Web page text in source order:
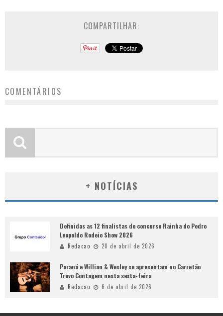
COMPARTILHAR:
COMENTÁRIOS
+ NOTÍCIAS
Definidas as 12 finalistas do concurso Rainha do Pedro
Leopoldo Rodeio Show 2026
Redacao 20 de abril de 2026
Paraná e Willian & Wesley se apresentam no Carretão
Trevo Contagem nesta sexta-feira
Redacao 6 de abril de 2026